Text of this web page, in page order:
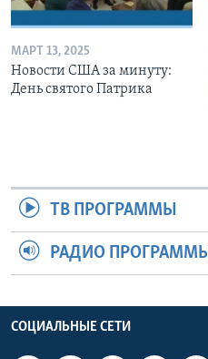
МАРТ 13, 2025
Новости США за минуту:
День святого Патрика
ТВ ПРОГРАММЫ
РАДИО ПРОГРАММЫ
СОЦИАЛЬНЫЕ СЕТИ